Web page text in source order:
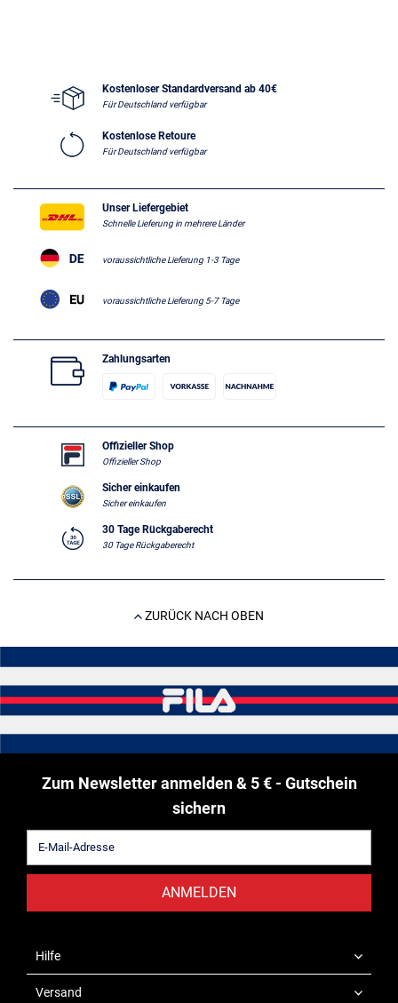
Kostenloser Standardversand ab 40€
Für Deutschland verfügbar
Kostenlose Retoure
Für Deutschland verfügbar
Unser Liefergebiet
Schnelle Lieferung in mehrere Länder
voraussichtliche Lieferung 1-3 Tage
voraussichtliche Lieferung 5-7 Tage
Zahlungsarten
Offizieller Shop
Offizieller Shop
Sicher einkaufen
Sicher einkaufen
30 Tage Rückgaberecht
30 Tage Rückgaberecht
ZURÜCK NACH OBEN
Zum Newsletter anmelden & 5 € - Gutschein
sichern
ANMELDEN
Hilfe
Versand